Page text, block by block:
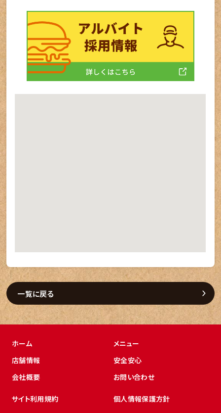
一覧に戻る
ホーム
メニュー
店舗情報
安全安心
会社概要
お問い合わせ
サイト利用規約 個人情報保護方針